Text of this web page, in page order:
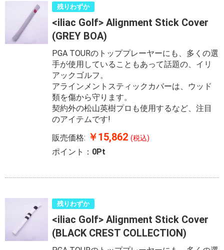
残りわずか
<iliac Golf> Alignment Stick Cover
(GREY BOA)
PGA TOURのトッププレーヤーにも、多くの選
手が使用していることもあって話題の、イリ
アックゴルフ。
アラインメントスティックカバーは、ウッド
類を傷から守ります。
契約外の松山英樹プロも使用するなど、注目
のアイテムです!
販売価格: ￥15,862(税込)
ポイント： 0Pt
残りわずか
<iliac Golf> Alignment Stick Cover
(BLACK CREST COLLECTION)